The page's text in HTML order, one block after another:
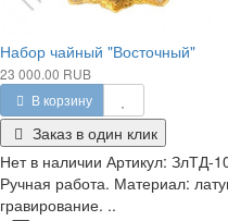
Набор чайный "Восточный"
23 000.00 RUB
В корзину
Заказ в один клик
Нет в наличии Артикул: ЗлТД-
Ручная работа. Материал:
гравирование. ..